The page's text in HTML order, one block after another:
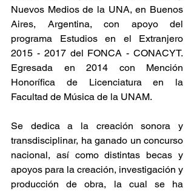
Nuevos Medios de la UNA, en Buenos
Aires, Argentina, con apoyo del
programa Estudios en el Extranjero
2015 - 2017 del FONCA - CONACYT.
Egresada en 2014 con Mención
Honorífica de Licenciatura en la
Facultad de Música de la UNAM.
Se dedica a la creación sonora y
transdisciplinar, ha ganado un concurso
nacional, así como distintas becas y
apoyos para la creación, investigación y
producción de obra, la cual se ha